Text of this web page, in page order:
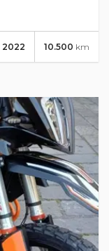
10.500 km
2022